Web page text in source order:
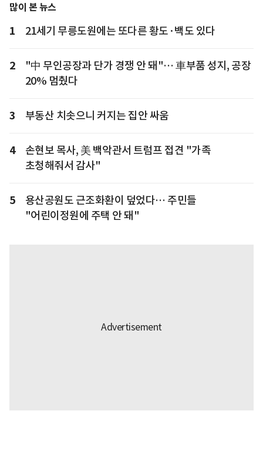
많이 본 뉴스
1 21세기 무릉도원에는 또다른 황도·백도 있다
2
"中 무인공장과 단가 경쟁 안 돼"… 車부품 성지, 공장
20% 멈췄다
3 부동산 치솟으니 커지는 집안 싸움
4
손현보 목사, 美 백악관서 트럼프 접견 "가족
초청해줘서 감사"
5
용산공원도 근조화환이 덮었다… 주민들
"어린이정원에 주택 안 돼"